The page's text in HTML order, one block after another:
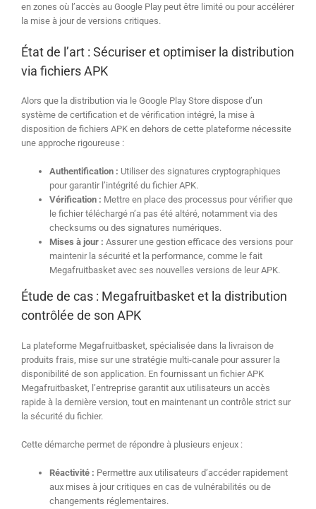
en zones où l’accès au Google Play peut être limité ou pour accélérer
la mise à jour de versions critiques.
État de l’art : Sécuriser et optimiser la distribution
via fichiers APK
Alors que la distribution via le Google Play Store dispose d’un
système de certification et de vérification intégré, la mise à
disposition de fichiers APK en dehors de cette plateforme nécessite
une approche rigoureuse :
Authentification : Utiliser des signatures cryptographiques
pour garantir l’intégrité du fichier APK.
Vérification : Mettre en place des processus pour vérifier que
le fichier téléchargé n’a pas été altéré, notamment via des
checksums ou des signatures numériques.
Mises à jour : Assurer une gestion efficace des versions pour
maintenir la sécurité et la performance, comme le fait
Megafruitbasket avec ses nouvelles versions de leur APK.
Étude de cas : Megafruitbasket et la distribution
contrôlée de son APK
La plateforme Megafruitbasket, spécialisée dans la livraison de
produits frais, mise sur une stratégie multi-canale pour assurer la
disponibilité de son application. En fournissant un fichier APK
Megafruitbasket, l’entreprise garantit aux utilisateurs un accès
rapide à la dernière version, tout en maintenant un contrôle strict sur
la sécurité du fichier.
Cette démarche permet de répondre à plusieurs enjeux :
Réactivité : Permettre aux utilisateurs d’accéder rapidement
aux mises à jour critiques en cas de vulnérabilités ou de
changements réglementaires.